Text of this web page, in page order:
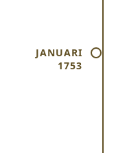
JANUARI
1753